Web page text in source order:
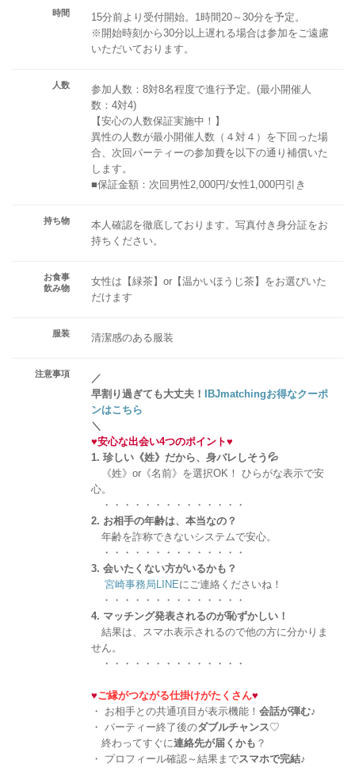
時間
15分前より受付開始。1時間20～30分を予定。
※開始時刻から30分以上遅れる場合は参加をご遠慮
いただいております。
人数
参加人数：8対8名程度で進行予定。(最小開催人
数：4対4)
【安心の人数保証実施中！】
異性の人数が最小開催人数（４対４）を下回った場
合、次回パーティーの参加費を以下の通り補償いた
します。
■保証金額：次回男性2,000円/女性1,000円引き
持ち物
本人確認を徹底しております。写真付き身分証をお
持ちください。
お食事
飲み物
女性は【緑茶】or【温かいほうじ茶】をお選びいた
だけます
服装 清潔感のある服装
注意事項
／
早割り過ぎても大丈夫！ IBJmatchingお得なクーポ
ンはこちら
＼
♥安心な出会い4つのポイント♥
1. 珍しい《姓》だから、身バレしそう💦
《姓》or《名前》を選択OK！ ひらがな表示で安
心。
・・・・・・・・・・・・・・
2. お相手の年齢は、本当なの？
年齢を詐称できないシステムで安心。
・・・・・・・・・・・・・・
3. 会いたくない方がいるかも？
宮崎事務局LINEにご連絡くださいね！
・・・・・・・・・・・・・・
4. マッチング発表されるのが恥ずかしい！
結果は、スマホ表示されるので他の方に分かりま
せん。
・・・・・・・・・・・・・・
♥ご縁がつながる仕掛けがたくさん♥
・ お相手との共通項目が表示機能！ 会話が弾む♪
・ パーティー終了後のダブルチャンス♡
終わってすぐに連絡先が届くかも ？
・ プロフィール確認～結果までスマホで完結♪